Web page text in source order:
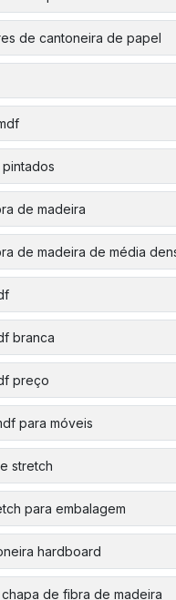
de cantoneira de papel
de madeira
de madeira de média
branca
preço
para móveis
stretch
para embalagem
hardboard
de fibra de madeira